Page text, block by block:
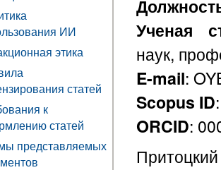
ИИ
этика
статей
к
статей
представляемых
Ученая
наук,
E-mail:
Scopus ID
ORCID: